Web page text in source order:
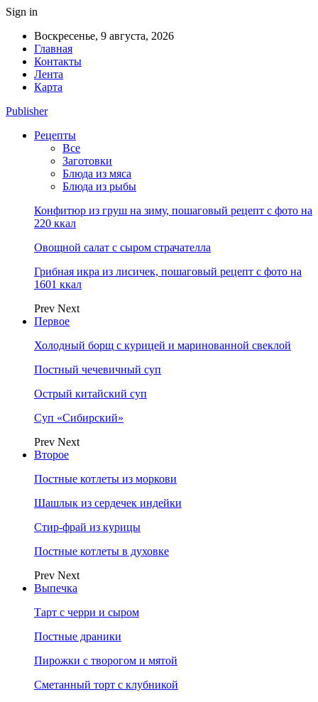
Sign in
Воскресенье, 9 августа, 2026
Главная
Контакты
Лента
Карта
Publisher
Рецепты
Все
Заготовки
Блюда из мяса
Блюда из рыбы
Конфитюр из груш на зиму, пошаговый рецепт с фото на
220 ккал
Овощной салат с сыром страчателла
Грибная икра из лисичек, пошаговый рецепт с фото на
1601 ккал
Prev Next
Первое
Холодный борщ с курицей и маринованной свеклой
Постный чечевичный суп
Острый китайский суп
Суп «Сибирский»
Prev Next
Второе
Постные котлеты из моркови
Шашлык из сердечек индейки
Стир-фрай из курицы
Постные котлеты в духовке
Prev Next
Выпечка
Тарт с черри и сыром
Постные драники
Пирожки с творогом и мятой
Сметанный торт с клубникой